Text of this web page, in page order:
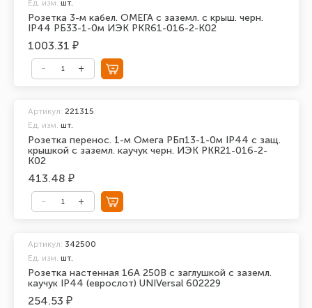
Розетка 3-м кабел. ОМЕГА с заземл. с крыш. черн.
IP44 РБ33-1-0м ИЭК PKR61-016-2-K02
Ед. изм. шт.
1003.31 ₽
Розетка перенос. 1-м Омега РБп13-1-0м IP44 с защ.
крышкой с заземл. каучук черн. ИЭК PKR21-016-2-
K02
Артикул: 221315
Ед. изм. шт.
413.48 ₽
Розетка настенная 16А 250В с заглушкой с заземл.
каучук IP44 (еврослот) UNIVersal 602229
Артикул: 342500
Ед. изм. шт.
254.53 ₽